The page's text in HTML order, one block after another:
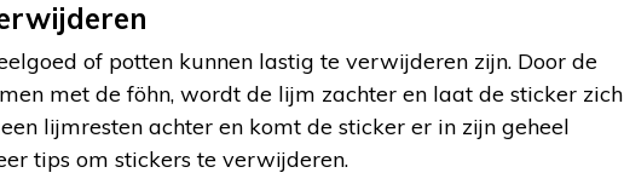
of potten kunnen lastig te verwijderen zijn. Door de
met de föhn, wordt de lijm zachter en laat de sticker zich
lijmresten achter en komt de sticker er in zijn geheel
tips om stickers te verwijderen.